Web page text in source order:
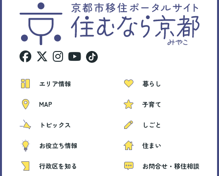
エリア情報
MAP
トピックス
お役立ち情報
行政区を知る
暮らし
子育て
しごと
住まい
お問合せ・移住相談